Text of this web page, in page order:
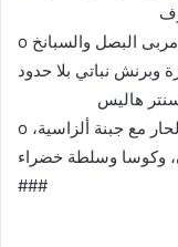
o توفو بالليمون الأسود: مرق داشي الغني مع مربى البصل والسبانخ
وبرنش نباتي بلا حدود
o برجر عشاق الكينوا: فطيرة كينوا بالفلفل الحار مع جبنة ألزاسية،
###